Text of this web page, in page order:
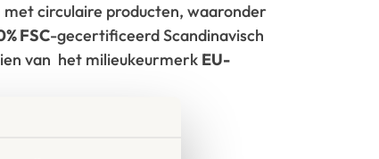
met circulaire producten, waaronder
FSC-gecertificeerd Scandinavisch
van het milieukeurmerk EU-